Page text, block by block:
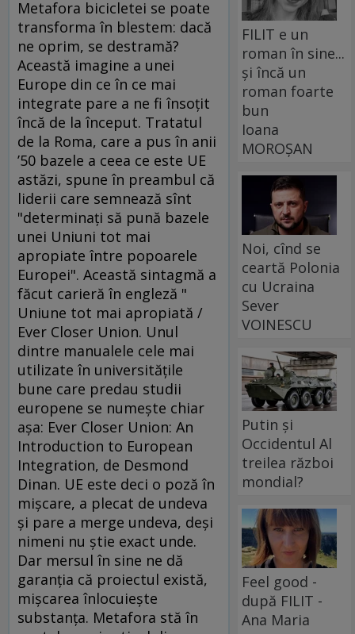
Metafora bicicletei se poate
transforma în blestem: dacă
ne oprim, se destramă?
Această imagine a unei
Europe din ce în ce mai
integrate pare a ne fi însoţit
încă de la început. Tratatul
de la Roma, care a pus în anii
’50 bazele a ceea ce este UE
astăzi, spune în preambul că
liderii care semnează sînt
"determinaţi să pună bazele
unei Uniuni tot mai
apropiate între popoarele
Europei". Această sintagmă a
făcut carieră în engleză "
Uniune tot mai apropiată /
Ever Closer Union. Unul
dintre manualele cele mai
utilizate în universităţile
bune care predau studii
europene se numeşte chiar
aşa: Ever Closer Union: An
Introduction to European
Integration, de Desmond
Dinan. UE este deci o poză în
mişcare, a plecat de undeva
şi pare a merge undeva, deşi
nimeni nu ştie exact unde.
Dar mersul în sine ne dă
garanţia că proiectul există,
mişcarea înlocuieşte
substanţa. Metafora stă în
FILIT e un
roman în sine...
și încă un
roman foarte
bun
Ioana
MOROȘAN
Noi, cînd se
ceartă Polonia
cu Ucraina
Sever
VOINESCU
Putin și
Occidentul Al
treilea război
mondial?
Feel good -
după FILIT -
Ana Maria